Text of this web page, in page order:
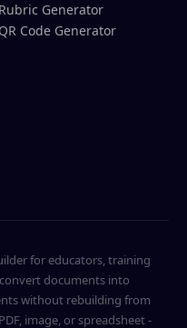
Rubric Generator
QR Code Generator
for educators, training
documents into
without rebuilding from
image, or spreadsheet -